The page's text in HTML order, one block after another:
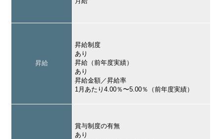
昇給
昇給制度
あり
昇給（前年度実績）
あり
昇給金額／昇給率
1月あたり4.00％〜5.00％（前年度実績）
賞与制度の有無
あり